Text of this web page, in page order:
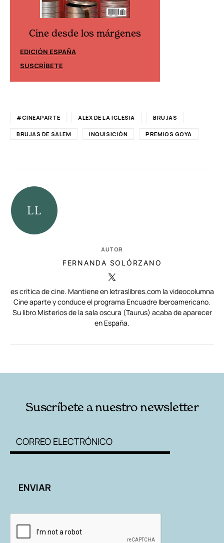
Cine desde los márgenes
EDICIÓN ESPAÑA
SUSCRÍBETE
#CINEAPARTE ALEX DE LA IGLESIA BRUJAS
BRUJAS DE SALEM INQUISICIÓN PREMIOS GOYA
AUTOR
FERNANDA SOLÓRZANO
es crítica de cine. Mantiene en letraslibres.com la videocolumna
Cine aparte y conduce el programa Encuadre Iberoamericano.
Su libro Misterios de la sala oscura (Taurus) acaba de aparecer
en España.
Suscríbete a nuestro newsletter